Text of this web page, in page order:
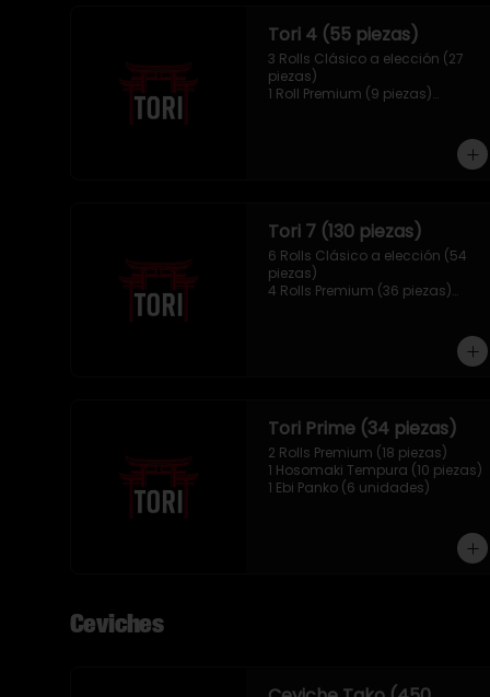
Tori 4 (55 piezas)
3 Rolls Clásico a elección (27
piezas)
1 Roll Premium (9 piezas)
Tori 7 (130 piezas)
6 Rolls Clásico a elección (54
piezas)
4 Rolls Premium (36 piezas)
Tori Prime (34 piezas)
2 Rolls Premium (18 piezas)
1 Hosomaki Tempura (10 piezas)
1 Ebi Panko (6 unidades)
Ceviches